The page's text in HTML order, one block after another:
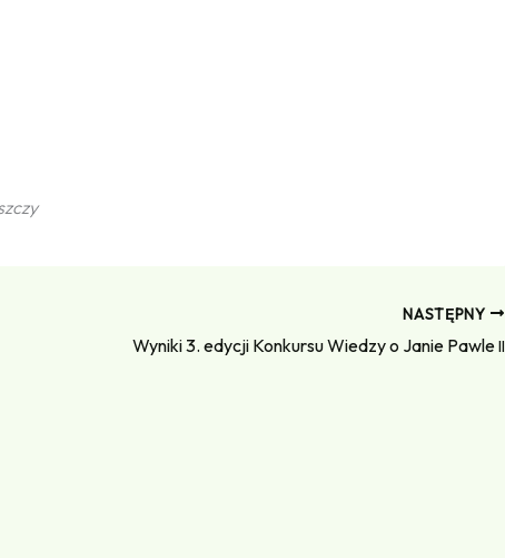
NASTĘPNY
Wyniki 3. edycji Konkursu Wiedzy o Janie PawleII